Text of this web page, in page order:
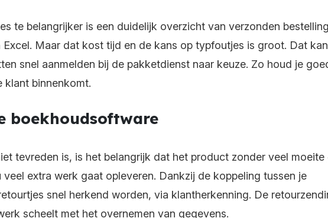
te belangrijker is een duidelijk overzicht van verzonden
Maar dat kost tijd en de kans op typfoutjes is groot. Dat
snel aanmelden bij de pakketdienst naar keuze. Zo houd je
klant binnenkomt.
boekhoudsoftware
tevreden is, is het belangrijk dat het product zonder veel
extra werk gaat opleveren. Dankzij de koppeling tussen je
snel herkend worden, via klantherkenning. De
scheelt met het overnemen van gegevens.